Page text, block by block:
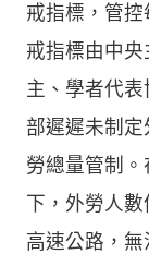
戒指標，管
戒指標由中
主、學者代
部遲遲未制
勞總量管制
下，外勞人
高速公路，